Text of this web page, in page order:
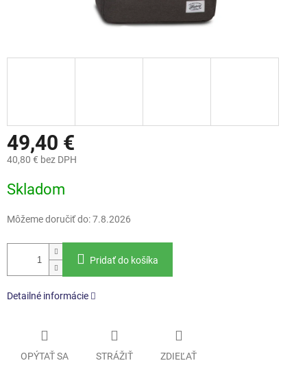
49,40 €
40,80 € bez DPH
cena:
Skladom
Môžeme doručiť do:7.8.2026
Pridať do košíka
Detailné informácie
OPÝTAŤ SA STRÁŽIŤ ZDIEĽAŤ